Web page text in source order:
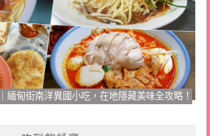
緬甸街南洋異國小吃，在地隱藏美味全攻略！